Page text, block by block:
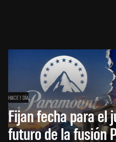
HACE 1 DÍA
Fijan fecha para el
futuro de la fusión